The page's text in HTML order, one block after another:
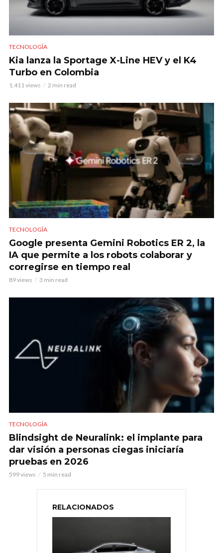
TECNOLOGÍA
Kia lanza la Sportage X-Line HEV y el K4
Turbo en Colombia
1.411 views 2 min read
TECNOLOGÍA
Google presenta Gemini Robotics ER 2, la
IA que permite a los robots colaborar y
corregirse en tiempo real
89 views 3 min read
TECNOLOGÍA
Blindsight de Neuralink: el implante para
dar visión a personas ciegas iniciaría
pruebas en 2026
599 views 5 min read
RELACIONADOS